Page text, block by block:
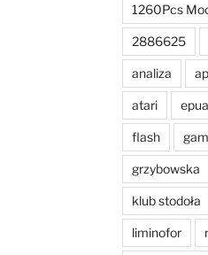
1260Pcs
2886625
analiza
atari
flash
grzybowska
klub stodoła
liminofor